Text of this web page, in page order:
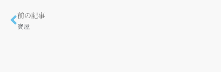
前の記事
寶屋